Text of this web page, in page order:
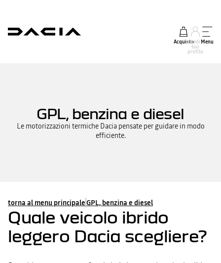
Acquistoaccedi al
tuo
profilo
Menu
GPL, benzina e diesel
Le motorizzazioni termiche Dacia pensate per guidare in modo
efficiente.
torna al menu principaleGPL, benzina e diesel
Quale veicolo ibrido
leggero Dacia scegliere?